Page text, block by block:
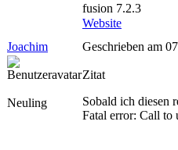
fusion 7.2.3
Website
Joachim
Geschrieben am
Neuling
Zitat
Sobald ich diesen
Fatal error: Call to